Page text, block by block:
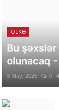
ÖLKƏ
Bu
olunacaq -
8 May, 2026 0